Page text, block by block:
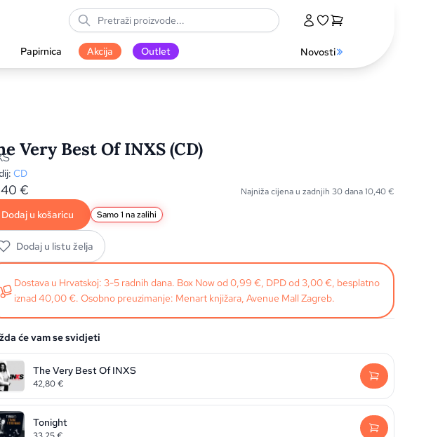
Papirnica Akcija Outlet Novosti
Very Best Of INXS (CD)
CD
€ Najniža cijena u zadnjih 30 dana10,40€
Dodaj u košaricu Samo 1 na zalihi
Dodaj u listu želja
Dostava u Hrvatskoj: 3-5 radnih dana. Box Now od 0,99 €, DPD od 3,00 €, besplatno
iznad 40,00 €. Osobno preuzimanje: Menart knjižara, Avenue Mall Zagreb.
će vam se svidjeti
The Very Best Of INXS
42,80€
Tonight